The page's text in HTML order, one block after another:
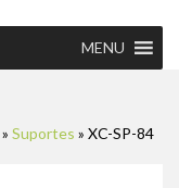
MENU
» Suportes » XC-SP-84